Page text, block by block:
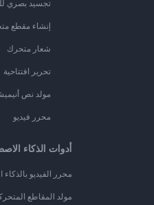
تجسيد بصري
إنشاء مقطع
شعار متحرك
تحرير افتتاحية
مولد نص
محرر فيديو
أدوات الذكاء
محرر الفيديو
مولد المقاطع